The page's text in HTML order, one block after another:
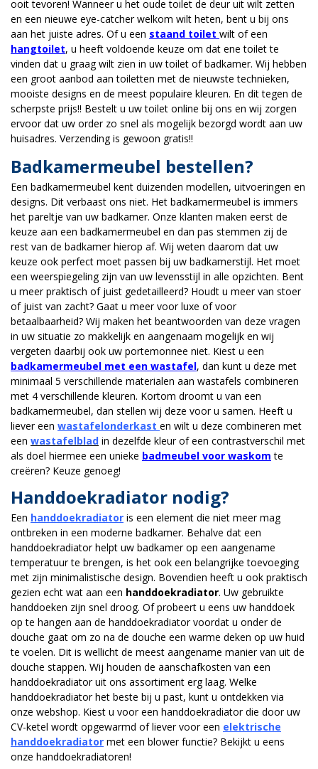
ooit tevoren! Wanneer u het oude toilet de deur uit wilt zetten
en een nieuwe eye-catcher welkom wilt heten, bent u bij ons
aan het juiste adres. Of u een staand toilet wilt of een
hangtoilet, u heeft voldoende keuze om dat ene toilet te
vinden dat u graag wilt zien in uw toilet of badkamer. Wij hebben
een groot aanbod aan toiletten met de nieuwste technieken,
mooiste designs en de meest populaire kleuren. En dit tegen de
scherpste prijs!! Bestelt u uw toilet online bij ons en wij zorgen
ervoor dat uw order zo snel als mogelijk bezorgd wordt aan uw
huisadres. Verzending is gewoon gratis!!
Badkamermeubel bestellen?
Een badkamermeubel kent duizenden modellen, uitvoeringen en
designs. Dit verbaast ons niet. Het badkamermeubel is immers
het pareltje van uw badkamer. Onze klanten maken eerst de
keuze aan een badkamermeubel en dan pas stemmen zij de
rest van de badkamer hierop af. Wij weten daarom dat uw
keuze ook perfect moet passen bij uw badkamerstijl. Het moet
een weerspiegeling zijn van uw levensstijl in alle opzichten. Bent
u meer praktisch of juist gedetailleerd? Houdt u meer van stoer
of juist van zacht? Gaat u meer voor luxe of voor
betaalbaarheid? Wij maken het beantwoorden van deze vragen
in uw situatie zo makkelijk en aangenaam mogelijk en wij
vergeten daarbij ook uw portemonnee niet. Kiest u een
badkamermeubel met een wastafel, dan kunt u deze met
minimaal 5 verschillende materialen aan wastafels combineren
met 4 verschillende kleuren. Kortom droomt u van een
badkamermeubel, dan stellen wij deze voor u samen. Heeft u
liever een wastafelonderkast en wilt u deze combineren met
een wastafelblad in dezelfde kleur of een contrastverschil met
als doel hiermee een unieke badmeubel voor waskom te
creëren? Keuze genoeg!
Handdoekradiator nodig?
Een handdoekradiator is een element die niet meer mag
ontbreken in een moderne badkamer. Behalve dat een
handdoekradiator helpt uw badkamer op een aangename
temperatuur te brengen, is het ook een belangrijke toevoeging
met zijn minimalistische design. Bovendien heeft u ook praktisch
gezien echt wat aan een handdoekradiator. Uw gebruikte
handdoeken zijn snel droog. Of probeert u eens uw handdoek
op te hangen aan de handdoekradiator voordat u onder de
douche gaat om zo na de douche een warme deken op uw huid
te voelen. Dit is wellicht de meest aangename manier van uit de
douche stappen. Wij houden de aanschafkosten van een
handdoekradiator uit ons assortiment erg laag. Welke
handdoekradiator het beste bij u past, kunt u ontdekken via
onze webshop. Kiest u voor een handdoekradiator die door uw
CV-ketel wordt opgewarmd of liever voor een elektrische
handdoekradiator met een blower functie? Bekijkt u eens
onze handdoekradiatoren!